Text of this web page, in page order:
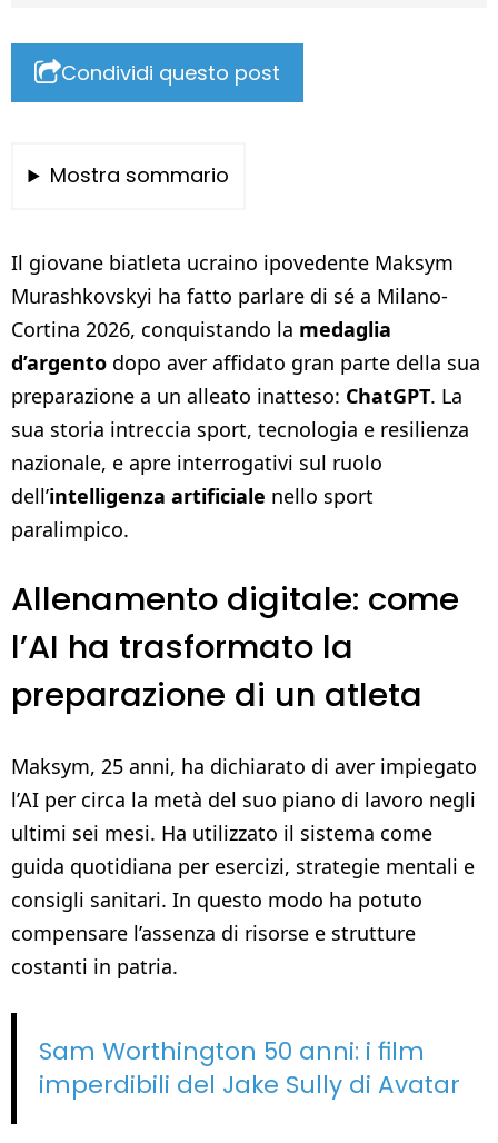
Condividi questo post
Mostra sommario
Il giovane biatleta ucraino ipovedente Maksym
Murashkovskyi ha fatto parlare di sé a Milano-
Cortina 2026, conquistando la medaglia
d’argento dopo aver affidato gran parte della sua
preparazione a un alleato inatteso: ChatGPT. La
sua storia intreccia sport, tecnologia e resilienza
nazionale, e apre interrogativi sul ruolo
dell’intelligenza artificiale nello sport
paralimpico.
Allenamento digitale: come
l’AI ha trasformato la
preparazione di un atleta
Maksym, 25 anni, ha dichiarato di aver impiegato
l’AI per circa la metà del suo piano di lavoro negli
ultimi sei mesi. Ha utilizzato il sistema come
guida quotidiana per esercizi, strategie mentali e
consigli sanitari. In questo modo ha potuto
compensare l’assenza di risorse e strutture
costanti in patria.
Sam Worthington 50 anni: i film
imperdibili del Jake Sully di Avatar